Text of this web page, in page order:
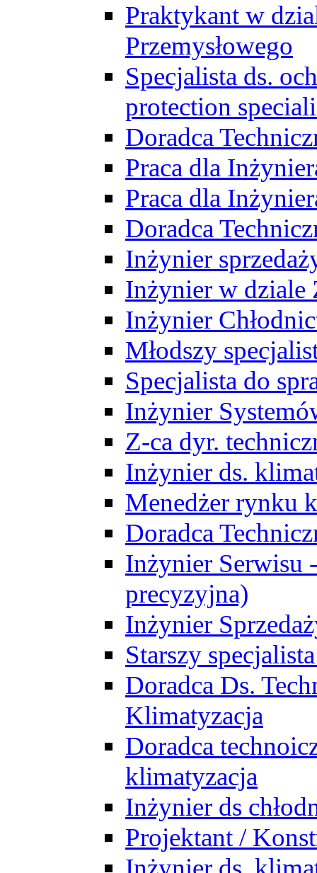
Praktykant w
Przemysłowego
Specjalista ds.
protection
Doradca
Praca dla
Praca dla
Doradca
Inżynier
Inżynier w dziale
Inżynier
Młodszy
Specjalista do
Inżynier
Z-ca dyr.
Inżynier ds.
Menedżer rynku
Doradca
Inżynier Serwisu
precyzyjna)
Inżynier
Starszy
Doradca Ds.
Klimatyzacja
Doradca
klimatyzacja
Inżynier ds
Projektant /